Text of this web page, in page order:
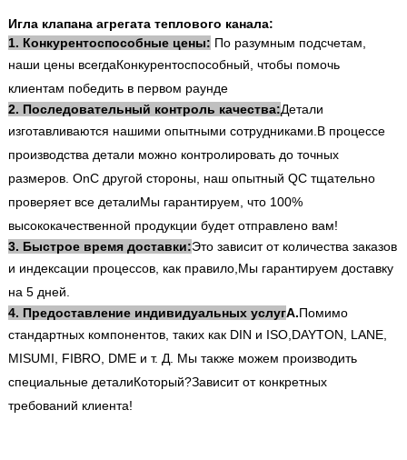
Игла клапана агрегата теплового канала:
1. Конкурентоспособные цены: По разумным подсчетам,
наши цены всегдаКонкурентоспособный, чтобы помочь
клиентам победить в первом раунде
2. Последовательный контроль качества:Детали
изготавливаются нашими опытными сотрудниками. В процессе
производства детали можно контролировать до точных
размеров. OnС другой стороны, наш опытный QC тщательно
проверяет все деталиМы гарантируем, что 100%
высококачественной продукции будет отправлено вам!
3. Быстрое время доставки:Это зависит от количества заказов
и индексации процессов, как правило, Мы гарантируем доставку
на 5 дней.
4. Предоставление индивидуальных услугА.Помимо
стандартных компонентов, таких как DIN и ISO, DAYTON, LANE,
MISUMI, FIBRO, DME и т. Д. Мы также можем производить
специальные деталиКоторый?Зависит от конкретных
требований клиента!